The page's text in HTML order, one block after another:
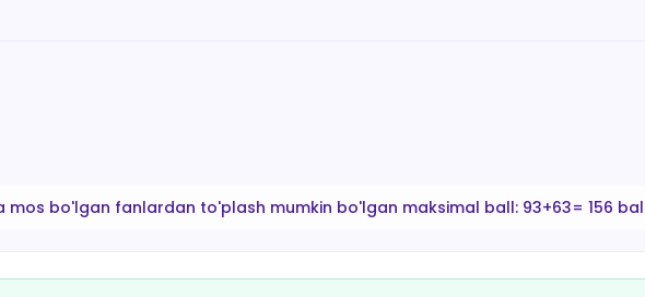
mos bo'lgan fanlardan to'plash mumkin bo'lgan maksimal ball: 93+63= 156